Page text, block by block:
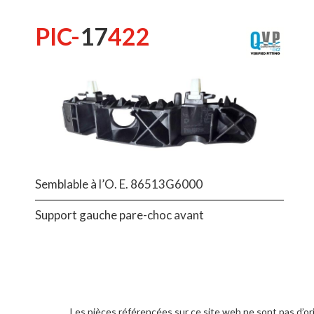
PIC-17422
Semblable à l’O. E. 86513G6000
Support gauche pare-choc avant
Les pièces référencées sur ce site web ne sont pas